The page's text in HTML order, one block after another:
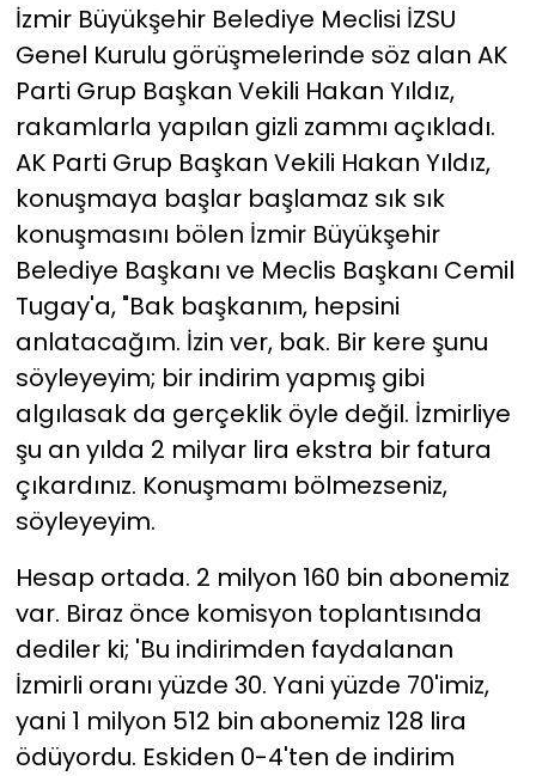
İzmir Büyükşehir Belediye Meclisi İZSU
Genel Kurulu görüşmelerinde söz alan AK
Parti Grup Başkan Vekili Hakan Yıldız,
rakamlarla yapılan gizli zammı açıkladı.
AK Parti Grup Başkan Vekili Hakan Yıldız,
konuşmaya başlar başlamaz sık sık
konuşmasını bölen İzmir Büyükşehir
Belediye Başkanı ve Meclis Başkanı Cemil
Tugay'a, "Bak başkanım, hepsini
anlatacağım. İzin ver, bak. Bir kere şunu
söyleyeyim; bir indirim yapmış gibi
algılasak da gerçeklik öyle değil. İzmirliye
şu an yılda 2 milyar lira ekstra bir fatura
çıkardınız. Konuşmamı bölmezseniz,
söyleyeyim.
Hesap ortada. 2 milyon 160 bin abonemiz
var. Biraz önce komisyon toplantısında
dediler ki; 'Bu indirimden faydalanan
İzmirli oranı yüzde 30. Yani yüzde 70'imiz,
yani 1 milyon 512 bin abonemiz 128 lira
ödüyordu. Eskiden 0-4'ten de indirim